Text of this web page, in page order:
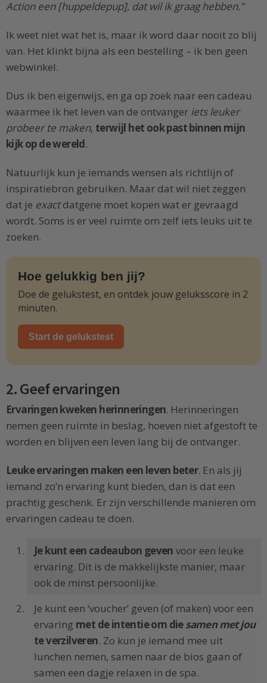
Action een [huppeldepup], dat wil ik graag hebben.”
Ik weet niet wat het is, maar ik word daar nooit zo blij
van. Het klinkt bijna als een bestelling – ik ben geen
webwinkel.
Dus ik ben eigenwijs, en ga op zoek naar een cadeau
waarmee ik het leven van de ontvanger iets leuker
probeer te maken, terwijl het ook past binnen mijn
kijk op de wereld.
Natuurlijk kun je iemands wensen als richtlijn of
inspiratiebron gebruiken. Maar dat wil niet zeggen
dat je exactdatgene moet kopen wat er gevraagd
wordt. Soms is er veel ruimte om zelf iets leuks uit te
zoeken.
Hoe gelukkig ben jij?
Doe de gelukstest, en ontdek jouw geluksscore in 2
minuten.
Start de gelukstest
2. Geef ervaringen
Ervaringen kweken herinneringen. Herinneringen
nemen geen ruimte in beslag, hoeven niet afgestoft te
worden en blijven een leven lang bij de ontvanger.
Leuke ervaringen maken een leven beter. En als jij
iemand zo’n ervaring kunt bieden, dan is dat een
prachtig geschenk. Er zijn verschillende manieren om
ervaringen cadeau te doen.
Je kunt een cadeaubon geven voor een leuke
ervaring. Dit is de makkelijkste manier, maar
ook de minst persoonlijke.
Je kunt een ‘voucher’ geven (of maken) voor een
ervaring met de intentie om diesamen met jou
te verzilveren. Zo kun je iemand mee uit
lunchen nemen, samen naar de bios gaan of
samen een dagje relaxen in de spa.